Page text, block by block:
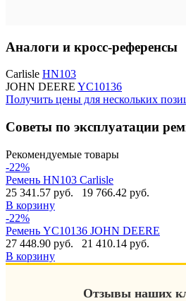
Аналоги и кросс-референсы
Carlisle HN103
JOHN DEERE YC10136
Получить цены для нескольких
Советы по эксплуатации
Рекомендуемые товары
-22%
Ремень HN103 Carlisle
25 341.57 руб.
19 766.42 руб.
В корзину
-22%
Ремень YC10136 JOHN DEERE
27 448.90 руб.
21 410.14 руб.
В корзину
Отзывы наших